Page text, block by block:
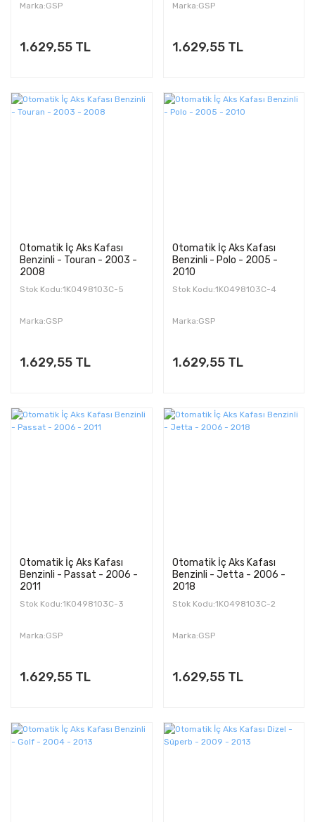
Marka:GSP
1.629,55 TL
Marka:GSP
1.629,55 TL
Otomatik İç Aks Kafası
Benzinli - Touran - 2003 -
2008
Stok Kodu:1K0498103C-5
Marka:GSP
1.629,55 TL
Otomatik İç Aks Kafası
Benzinli - Polo - 2005 -
2010
Stok Kodu:1K0498103C-4
Marka:GSP
1.629,55 TL
Otomatik İç Aks Kafası
Benzinli - Passat - 2006 -
2011
Stok Kodu:1K0498103C-3
Marka:GSP
1.629,55 TL
Otomatik İç Aks Kafası
Benzinli - Jetta - 2006 -
2018
Stok Kodu:1K0498103C-2
Marka:GSP
1.629,55 TL